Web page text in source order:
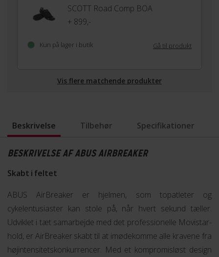
SCOTT Road Comp BOA
+ 899,-
Kun på lager i butik Gå til produkt
Vis flere matchende produkter
Beskrivelse Tilbehør Specifikationer
BESKRIVELSE AF ABUS AIRBREAKER
Skabt i feltet
ABUS AirBreaker er hjelmen, som topatleter og
cykelentusiaster kan stole på, når hvert sekund tæller.
Udviklet i tæt samarbejde med det professionelle Movistar-
hold, er AirBreaker skabt til at imødekomme alle kravene fra
højintensitetskonkurrencer. Med et kompromisløst design